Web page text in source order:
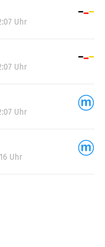
06:00-22:00
Uhr
Uhr
Uhr
Uhr